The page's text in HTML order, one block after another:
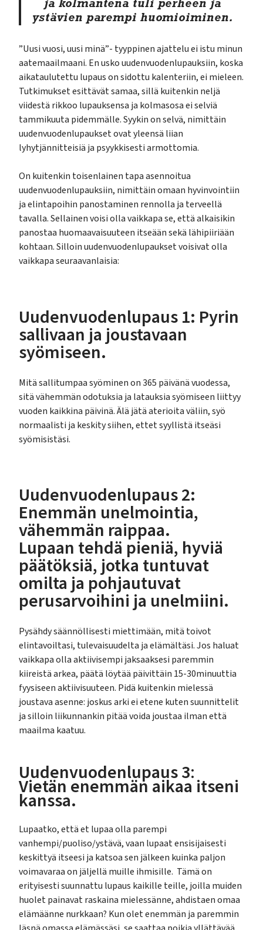
ja kolmantena tuli perheen ja
ystävien parempi huomioiminen.
”Uusi vuosi, uusi minä”- tyyppinen ajattelu ei istu minun
aatemaailmaani. En usko uudenvuodenlupauksiin, koska
aikataulutettu lupaus on sidottu kalenteriin, ei mieleen.
Tutkimukset esittävät samaa, sillä kuitenkin neljä
viidestä rikkoo lupauksensa ja kolmasosa ei selviä
tammikuuta pidemmälle. Syykin on selvä, nimittäin
uudenvuodenlupaukset ovat yleensä liian
lyhytjännitteisiä ja psyykkisesti armottomia.
On kuitenkin toisenlainen tapa asennoitua
uudenvuodenlupauksiin, nimittäin omaan hyvinvointiin
ja elintapoihin panostaminen rennolla ja terveellä
tavalla. Sellainen voisi olla vaikkapa se, että alkaisikin
panostaa huomaavaisuuteen itseään sekä lähipiiriään
kohtaan. Silloin uudenvuodenlupaukset voisivat olla
vaikkapa seuraavanlaisia:
Uudenvuodenlupaus 1: Pyrin
sallivaan ja joustavaan
syömiseen.
Mitä sallitumpaa syöminen on 365 päivänä vuodessa,
sitä vähemmän odotuksia ja latauksia syömiseen liittyy
vuoden kaikkina päivinä. Älä jätä aterioita väliin, syö
normaalisti ja keskity siihen, ettet syyllistä itseäsi
syömisistäsi.
Uudenvuodenlupaus 2:
Enemmän unelmointia,
vähemmän raippaa.
Lupaan tehdä pieniä, hyviä
päätöksiä, jotka tuntuvat
omilta ja pohjautuvat
perusarvoihini ja unelmiini.
Pysähdy säännöllisesti miettimään, mitä toivot
elintavoiltasi, tulevaisuudelta ja elämältäsi. Jos haluat
vaikkapa olla aktiivisempi jaksaaksesi paremmin
kiireistä arkea, päätä löytää päivittäin 15-30minuuttia
fyysiseen aktiivisuuteen. Pidä kuitenkin mielessä
joustava asenne: joskus arki ei etene kuten suunnittelit
ja silloin liikunnankin pitää voida joustaa ilman että
maailma kaatuu.
Uudenvuodenlupaus 3:
Vietän enemmän aikaa itseni
kanssa.
Lupaatko, että et lupaa olla parempi
vanhempi/puoliso/ystävä, vaan lupaat ensisijaisesti
keskittyä itseesi ja katsoa sen jälkeen kuinka paljon
voimavaraa on jäljellä muille ihmisille. Tämä on
erityisesti suunnattu lupaus kaikille teille, joilla muiden
huolet painavat raskaina mielessänne, ahdistaen omaa
elämäänne nurkkaan? Kun olet enemmän ja paremmin